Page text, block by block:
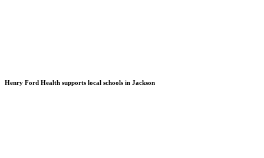
Henry Ford Health supports local schools in Jackson